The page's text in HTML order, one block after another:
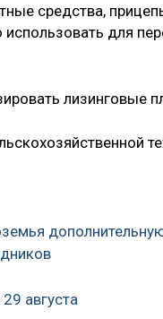
средства,
для
лизинговые
августа